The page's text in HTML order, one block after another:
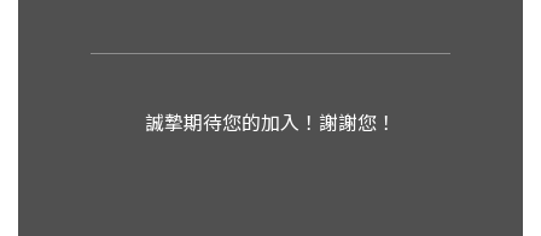
誠摯期待您的加入！謝謝您！